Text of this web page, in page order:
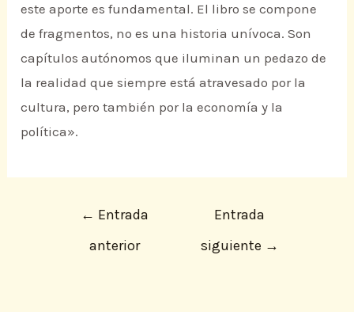
este aporte es fundamental. El libro se compone
de fragmentos, no es una historia unívoca. Son
capítulos autónomos que iluminan un pedazo de
la realidad que siempre está atravesado por la
cultura, pero también por la economía y la
política».
← Entrada
anterior
Entrada
siguiente →